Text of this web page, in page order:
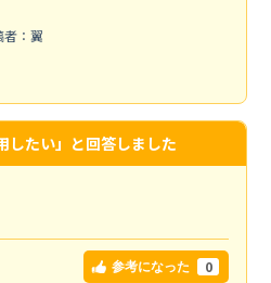
者：翼
したい」と回答しました
参考になった 0